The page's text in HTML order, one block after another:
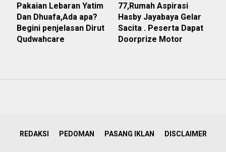
Pakaian Lebaran Yatim
Dan Dhuafa,Ada apa?
Begini penjelasan Dirut
Qudwahcare
77,Rumah Aspirasi
Hasby Jayabaya Gelar
Sacita . Peserta Dapat
Doorprize Motor
REDAKSI PEDOMAN PASANG IKLAN DISCLAIMER